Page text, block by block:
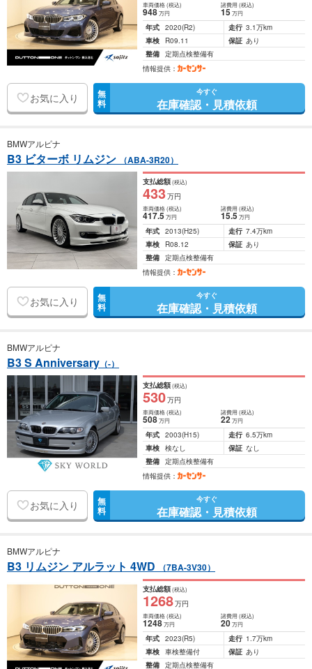
車両価格(税込)
948万円
諸費用 (税込)
15 万円
年式 2020(R2) 走行 3.1万km
車検
R09.11 保証 あり
整備 定期点検整備有
情報提供：
お気に入り 無
料
今すぐ
在庫確認・見積依頼
BMWアルピナ
B3 ビターボ リムジン （ABA-3R20）
支払総額(税込)
433万円
車両価格(税込)
417.5万円
諸費用 (税込)
15.5 万円
年式 2013(H25) 走行 7.4万km
車検
R08.12 保証 あり
整備 定期点検整備有
情報提供：
お気に入り 無
料
今すぐ
在庫確認・見積依頼
BMWアルピナ
B3 S Anniversary （-）
支払総額(税込)
530万円
車両価格(税込)
508万円
諸費用 (税込)
22 万円
年式 2003(H15) 走行 6.5万km
車検 検なし 保証 なし
整備 定期点検整備有
情報提供：
お気に入り 無
料
今すぐ
在庫確認・見積依頼
BMWアルピナ
B3 リムジン アルラット 4WD （7BA-3V30）
支払総額(税込)
1268万円
車両価格(税込)
1248万円
諸費用 (税込)
20 万円
年式 2023(R5) 走行 1.7万km
車検 車検整備付 保証 あり
整備 定期点検整備有